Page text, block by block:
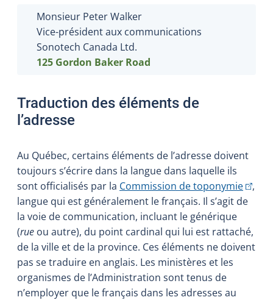
Monsieur Peter Walker
Vice-président aux communications
Sonotech Canada Ltd.
125 Gordon Baker Road
Traduction des éléments de
l’adresse
Au Québec, certains éléments de l’adresse doivent
toujours s’écrire dans la langue dans laquelle ils
sont officialisés par la Commission de toponymie(Cet
,
langue qui est généralement le français. Il s’agit de
la voie de communication, incluant le générique
(rue ou autre), du point cardinal qui lui est rattaché,
de la ville et de la province. Ces éléments ne doivent
pas se traduire en anglais. Les ministères et les
organismes de l’Administration sont tenus de
n’employer que le français dans les adresses au